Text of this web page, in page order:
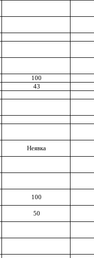
100
43
Неявка
100
50